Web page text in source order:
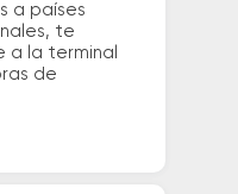
a países
te
a la terminal
de